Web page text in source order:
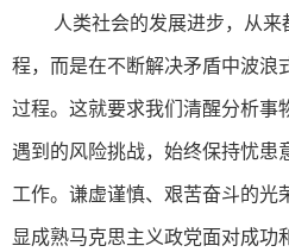
人类社会的发展进步，从
程，而是在不断解决矛盾中波浪
过程。这就要求我们清醒分析事
遇到的风险挑战，始终保持忧患
工作。谦虚谨慎、艰苦奋斗的光
显成熟马克思主义政党面对成功